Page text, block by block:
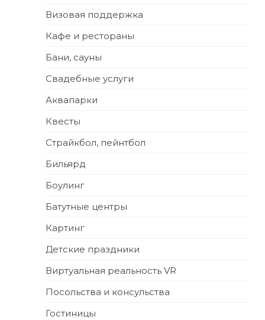
Визовая поддержка
Кафе и рестораны
Бани, сауны
Свадебные услуги
Аквапарки
Квесты
Страйкбол, пейнтбол
Бильярд
Боулинг
Батутные центры
Картинг
Детские праздники
Виртуальная реальность VR
Посольства и консульства
Гостиницы